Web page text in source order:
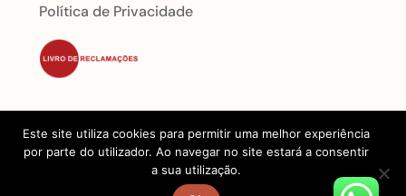
Política de Privacidade
Desenvolvido por Puxe Negócios@2022
Bmacro. Todos os direitos reservados.
Este site utiliza cookies para permitir uma melhor experiência
por parte do utilizador. Ao navegar no site estará a consentir
a sua utilização.